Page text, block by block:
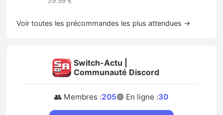
Voir toutes les précommandes les plus attendues →
Switch-Actu |
Communauté Discord
👥 Membres :205🟢 En ligne :30